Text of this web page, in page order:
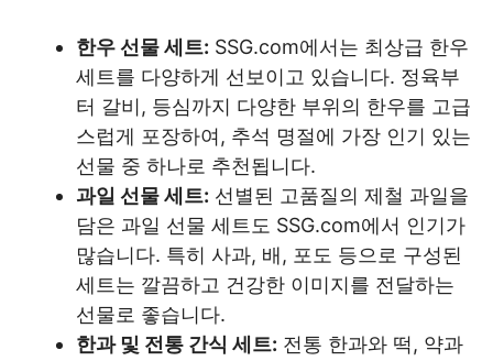
한우 선물 세트: SSG.com에서는 최상급 한우
세트를 다양하게 선보이고 있습니다. 정육부
터 갈비, 등심까지 다양한 부위의 한우를 고급
스럽게 포장하여, 추석 명절에 가장 인기 있는
선물 중 하나로 추천됩니다.
과일 선물 세트: 선별된 고품질의 제철 과일을
담은 과일 선물 세트도 SSG.com에서 인기가
많습니다. 특히 사과, 배, 포도 등으로 구성된
세트는 깔끔하고 건강한 이미지를 전달하는
선물로 좋습니다.
한과 및 전통 간식 세트: 전통 한과와 떡, 약과